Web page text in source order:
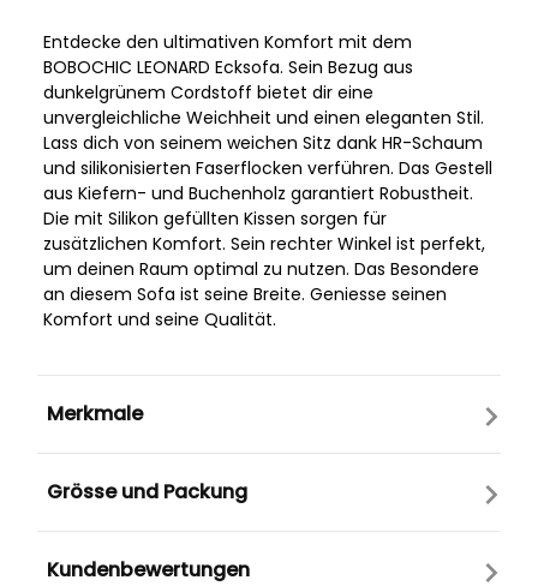
Entdecke den ultimativen Komfort mit dem
BOBOCHIC LEONARD Ecksofa. Sein Bezug aus
dunkelgrünem Cordstoff bietet dir eine
unvergleichliche Weichheit und einen eleganten Stil.
Lass dich von seinem weichen Sitz dank HR-Schaum
und silikonisierten Faserflocken verführen. Das Gestell
aus Kiefern- und Buchenholz garantiert Robustheit.
Die mit Silikon gefüllten Kissen sorgen für
zusätzlichen Komfort. Sein rechter Winkel ist perfekt,
um deinen Raum optimal zu nutzen. Das Besondere
an diesem Sofa ist seine Breite. Geniesse seinen
Komfort und seine Qualität.
Merkmale
Grösse und Packung
Kundenbewertungen